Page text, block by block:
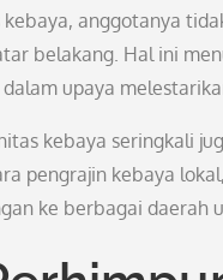
anggotanya
belakang. Hal ini
upaya
kebaya seringkali
pengrajin kebaya
ke berbagai daerah